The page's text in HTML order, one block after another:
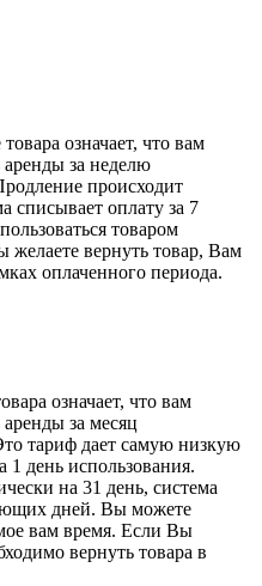
означает, что вам
аренды за неделю
происходит
списывает оплату за 7
товаром
вернуть товар, Вам
оплаченного периода.
означает, что вам
за месяц
тариф дает самую низкую
1 день использования.
на 31 день, система
дней. Вы можете
вам время. Если Вы
вернуть товара в